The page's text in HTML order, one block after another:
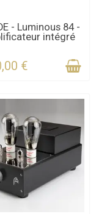
ARTICLES EN
STOCK
- Luminous 84 -
intégré
€